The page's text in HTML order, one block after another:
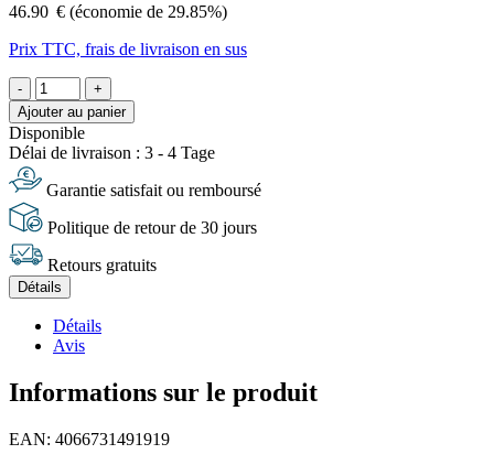
46.90 € (économie de 29.85%)
Prix TTC, frais de livraison en sus
-
+
Ajouter au panier
Disponible
Délai de livraison : 3 - 4 Tage
Garantie satisfait ou remboursé
Politique de retour de 30 jours
Retours gratuits
Détails
Détails
Avis
Informations sur le produit
EAN: 4066731491919